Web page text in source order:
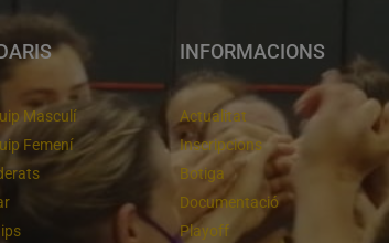
Masculí
Femení
INFORMACIONS
Actualitat
Inscripcions
Botiga
Documentació
Playoff